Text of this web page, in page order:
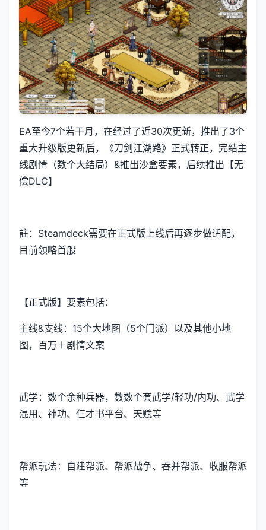
EA至今7个若干月，在经过了近30次更新，推出了3个
重大升级版更新后，《刀剑江湖路》正式转正，完结主
线剧情（数个大结局）&推出沙盒要素，后续推出【无
偿DLC】
註：Steamdeck需要在正式版上线后再逐步做适配，
目前领略首般
【正式版】要素包括：
主线&支线：15个大地图（5个门派）以及其他小地
图，百万＋剧情文案
武学：数个余种兵器，数数个套武学/轻功/内功、武学
混用、神功、仨才书平台、天赋等
帮派玩法：自建帮派、帮派战争、吞并帮派、收服帮派
等